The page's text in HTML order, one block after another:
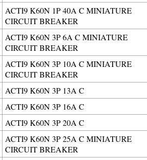
ACTI9 K60N 1P 40A C MINIATURE
CIRCUIT BREAKER
ACTI9 K60N 3P 6A C MINIATURE
CIRCUIT BREAKER
ACTI9 K60N 3P 10A C MINIATURE
CIRCUIT BREAKER
ACTI9 K60N 3P 13A C
ACTI9 K60N 3P 16A C
ACTI9 K60N 3P 20A C
ACTI9 K60N 3P 25A C MINIATURE
CIRCUIT BREAKER